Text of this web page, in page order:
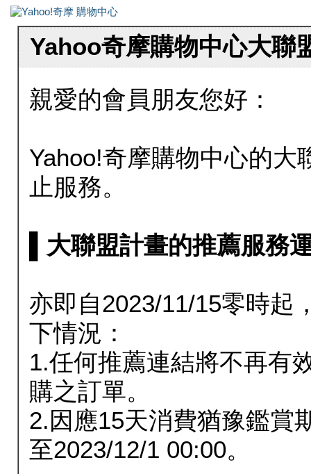
Yahoo奇摩購物中心大聯
親愛的會員朋友您好：
Yahoo!奇摩購物中心的大
止服務。
▌大聯盟計畫的推薦服務
亦即自2023/11/15零時起
下情況：
1.任何推薦連結將不再有
購之訂單。
2.因應15天消費猶豫鑑賞
至2023/12/1 00:00。